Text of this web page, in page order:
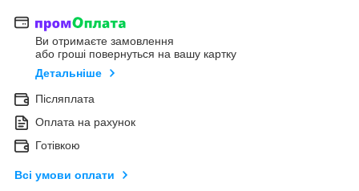
Ви отримаєте замовлення
або гроші повернуться на вашу картку
Детальніше
Післяплата
Оплата на рахунок
Готівкою
Всі умови оплати